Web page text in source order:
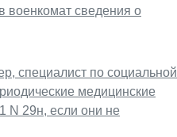
военкомат сведения о
специалист по социальной
медицинские
N 29н, если они не